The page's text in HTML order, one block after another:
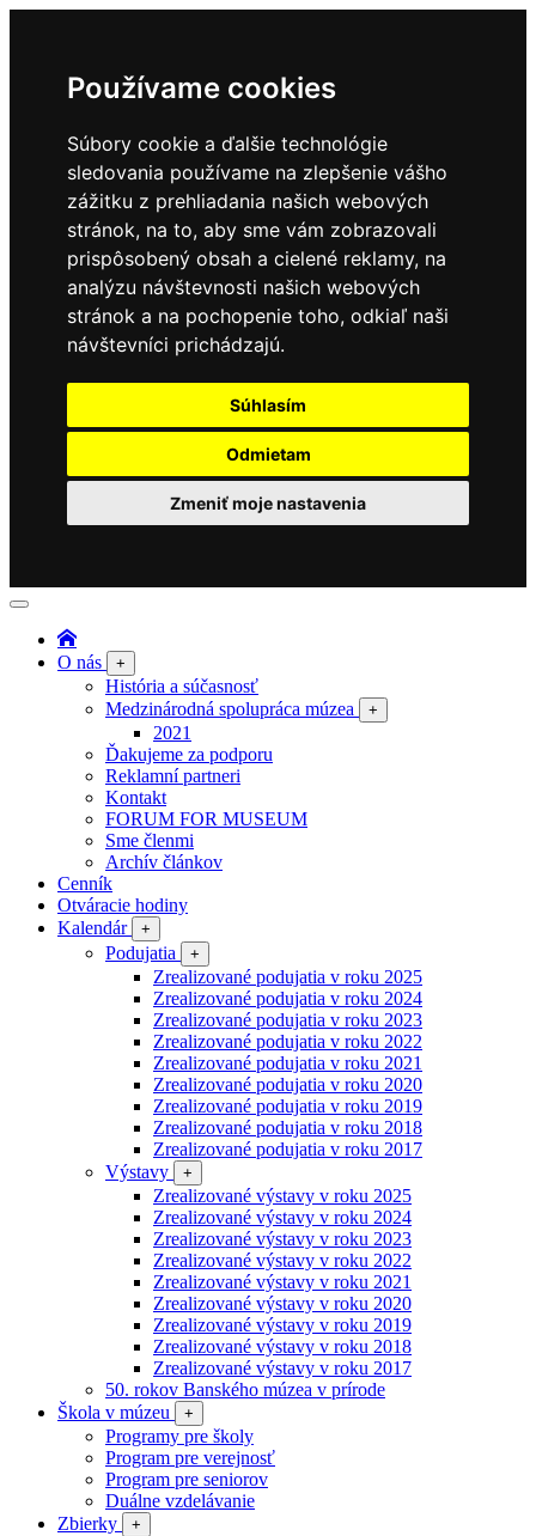
Používame cookies
Súbory cookie a ďalšie technológie
sledovania používame na zlepšenie vášho
zážitku z prehliadania našich webových
stránok, na to, aby sme vám zobrazovali
prispôsobený obsah a cielené reklamy, na
analýzu návštevnosti našich webových
stránok a na pochopenie toho, odkiaľ naši
návštevníci prichádzajú.
Súhlasím
Odmietam
Zmeniť moje nastavenia
O nás +
História a súčasnosť
Medzinárodná spolupráca múzea
+
2021
Ďakujeme za podporu
Reklamní partneri
Kontakt
FORUM FOR MUSEUM
Sme členmi
Archív článkov
Cenník
Otváracie hodiny
Kalendár
+
Podujatia +
Zrealizované podujatia v roku 2025
Zrealizované podujatia v roku 2024
Zrealizované podujatia v roku 2023
Zrealizované podujatia v roku 2022
Zrealizované podujatia v roku 2021
Zrealizované podujatia v roku 2020
Zrealizované podujatia v roku 2019
Zrealizované podujatia v roku 2018
Zrealizované podujatia v roku 2017
Výstavy
+
Zrealizované výstavy v roku 2025
Zrealizované výstavy v roku 2024
Zrealizované výstavy v roku 2023
Zrealizované výstavy v roku 2022
Zrealizované výstavy v roku 2021
Zrealizované výstavy v roku 2020
Zrealizované výstavy v roku 2019
Zrealizované výstavy v roku 2018
Zrealizované výstavy v roku 2017
50. rokov Banského múzea v prírode
Škola v múzeu
+
Programy pre školy
Program pre verejnosť
Program pre seniorov
Duálne vzdelávanie
Zbierky
+